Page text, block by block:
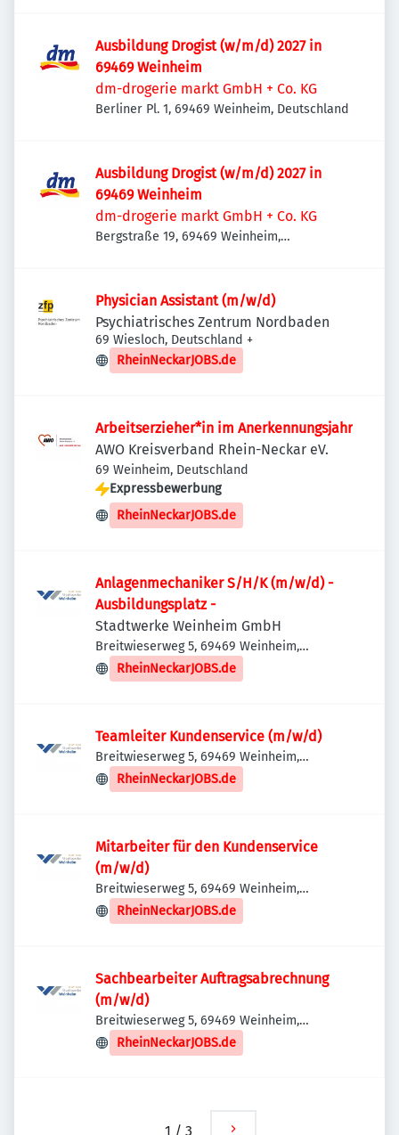
Ausbildung Drogist (w/m/d) 2027 in
69469 Weinheim
dm-drogerie markt GmbH + Co. KG
Berliner Pl. 1, 69469 Weinheim, Deutschland
Ausbildung Drogist (w/m/d) 2027 in
69469 Weinheim
dm-drogerie markt GmbH + Co. KG
Bergstraße 19, 69469 Weinheim,
Physician Assistant (m/w/d)
Psychiatrisches Zentrum Nordbaden
69 Wiesloch, Deutschland +
RheinNeckarJOBS.de
Arbeitserzieher*in im Anerkennungsjahr
AWO Kreisverband Rhein-Neckar eV.
69 Weinheim, Deutschland
Expressbewerbung
RheinNeckarJOBS.de
Anlagenmechaniker S/H/K (m/w/d) -
Ausbildungsplatz -
Stadtwerke Weinheim GmbH
Breitwieserweg 5, 69469 Weinheim,
Deutschland
RheinNeckarJOBS.de
Teamleiter Kundenservice (m/w/d)
Breitwieserweg 5, 69469 Weinheim,
Deutschland
RheinNeckarJOBS.de
Mitarbeiter für den Kundenservice
(m/w/d)
Breitwieserweg 5, 69469 Weinheim,
Deutschland
RheinNeckarJOBS.de
Sachbearbeiter Auftragsabrechnung
(m/w/d)
Breitwieserweg 5, 69469 Weinheim,
Deutschland
RheinNeckarJOBS.de
1 / 3